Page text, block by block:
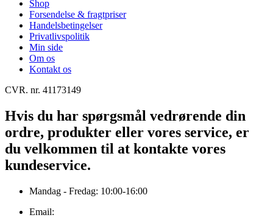
Shop
Forsendelse & fragtpriser
Handelsbetingelser
Privatlivspolitik
Min side
Om os
Kontakt os
CVR. nr. 41173149
Hvis du har spørgsmål vedrørende din
ordre, produkter eller vores service, er
du velkommen til at kontakte vores
kundeservice.
Mandag - Fredag: 10:00-16:00
Email: